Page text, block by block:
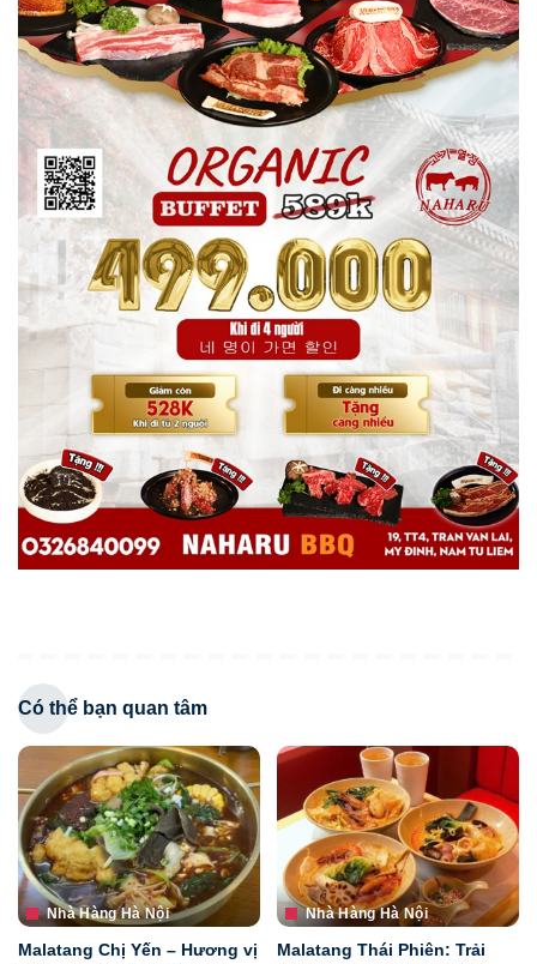
Có thể bạn quan tâm
Nhà Hàng Hà Nội
Malatang Chị Yến – Hương vị
Nhà Hàng Hà Nội
Malatang Thái Phiên: Trải